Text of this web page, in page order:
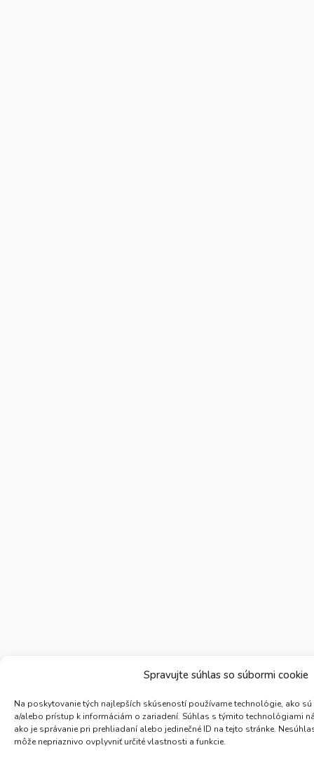
Spravujte súhlas so súbormi cookie
Na poskytovanie tých najlepších skúseností používame technológie, ako
a/alebo prístup k informáciám o zariadení. Súhlas s týmito technológiami
ako je správanie pri prehliadaní alebo jedinečné ID na tejto stránke.
môže nepriaznivo ovplyvniť určité vlastnosti a funkcie.